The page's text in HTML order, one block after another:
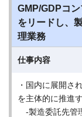
GMP/GDPコ
をリードし、
理業務
仕事内容
・国内に展開さ
を主体的に推進
-製造委託先管